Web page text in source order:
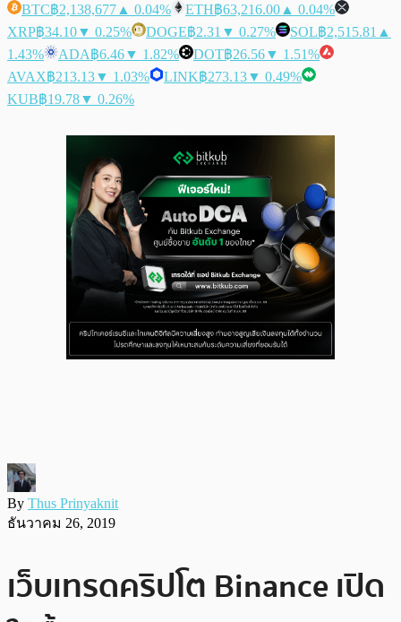
BTC฿2,138,677 ▲ 0.04% ETH฿63,216.00 ▲ 0.04%
XRP฿34.10▼ 0.25% DOGE฿2.31 ▼ 0.27% SOL฿2,515.81 ▲
1.43%
ADA฿6.46▼ 1.82% DOT฿26.56▼ 1.51%
AVAX฿213.13▼ 1.03% LINK฿273.13▼ 0.49%
KUB฿19.78▼ 0.26%
By Thus Prinyaknit
ธันวาคม 26, 2019
เว็บเทรดคริปโต Binance เปิด